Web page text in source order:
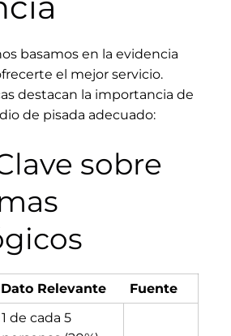
basamos en la evidencia
el mejor servicio.
destacan la importancia de
de pisada adecuado:
sobre
Dato Relevante
Fuente
1 de cada 5